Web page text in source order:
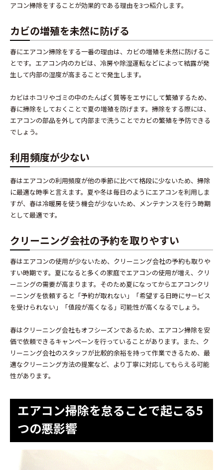
アコン掃除をすることが効果的である理由を3つ紹介します。
カビの増殖を未然に防げる
春にエアコン掃除をする一番の理由は、カビの増殖を未然に防げるこ
とです。エアコン内のカビは、冷房や除湿運転などによって結露が発
生して内部の湿度が高まることで発生します。
カビはホコリやゴミの中のたんぱく質等をエサにして繁殖するため、
春に掃除をしておくことで夏の増殖を防げます。掃除をする際には、
エアコンの部品を外して内部まで洗うことでカビの繁殖を予防できる
でしょう。
利用頻度が少ない
春はエアコンの利用頻度が他の季節に比べて格段に少ないため、掃除
に最適な時季と言えます。夏や冬は毎日のようにエアコンを利用しま
すが、春は冷暖房を使う機会が少ないため、メンテナンスを行う時期
として最適です。
クリーニング会社の予約を取りやすい
春はエアコンの使用が少ないため、クリーニング会社の予約も取りや
すい時期です。夏になると多くの家庭でエアコンの使用が増え、クリ
ーニングの需要が高まります。そのため夏になってからエアコンクリ
ーニングを依頼すると「予約が取れない」「希望する日時にサービス
を受けられない」「値段が高くなる」可能性が高くなるでしょう。
春はクリーニング会社もオフシーズンであるため、エアコン掃除を安
価で依頼できるキャンペーンを行っていることがあります。また、ク
リーニング会社のスタッフが比較的余裕を持って作業できるため、最
適なクリーニング方法の提案など、より丁寧に対応してもらえる可能
性があります。
エアコン掃除を怠ることで起こる5
つの悪影響